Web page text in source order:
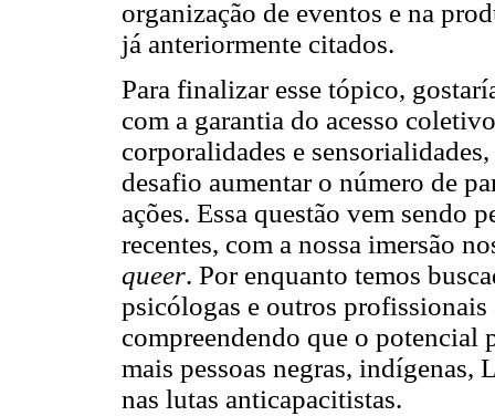
organização de eventos e na
já anteriormente citados.
Para finalizar esse tópico,
com a garantia do acesso
corporalidades e
desafio aumentar o número de
ações. Essa questão vem sendo
recentes, com a nossa imersão
queer. Por enquanto temos
psicólogas e outros
compreendendo que o potencial
mais pessoas negras,
nas lutas anticapacitistas.